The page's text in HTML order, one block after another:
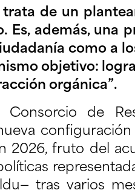
trata de un
Es, además, una
como a
objetivo:
orgánica”.
Consorcio de
2026, fruto del
tras varios